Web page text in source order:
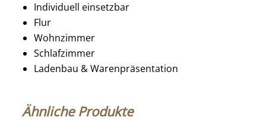
Individuell einsetzbar
Flur
Wohnzimmer
Schlafzimmer
Ladenbau & Warenpräsentation
Ähnliche Produkte